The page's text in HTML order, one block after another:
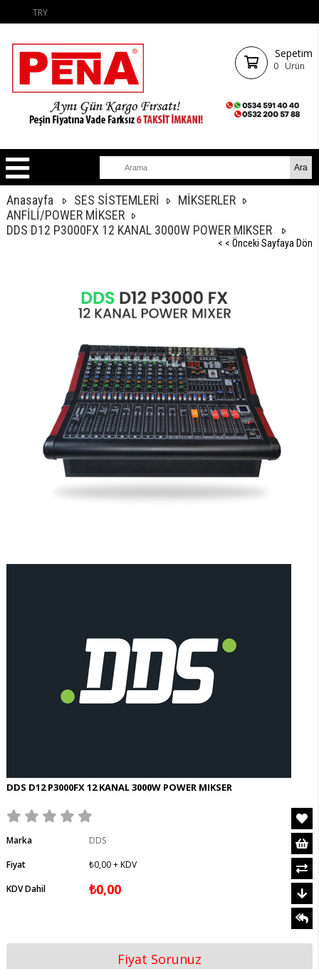
TRY
Sepetim
0 Ürün
Anasayfa SES SİSTEMLERİ
MİKSERLER
ANFİLİ/POWER MİKSER
DDS D12 P3000FX 12 KANAL 3000W POWER MIKSER
< < Önceki Sayfaya Dön
DDS D12 P3000FX 12 KANAL 3000W POWER MIKSER
Marka
DDS
Fiyat
₺0,00+ KDV
KDV Dahil
₺0,00
Fiyat Sorunuz